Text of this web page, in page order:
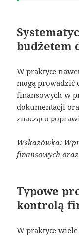
budżetem
W praktyce
mogą prowadzić
finansowych w
dokumentacji
znacząco
Wskazówka:
finansowych
Typowe
kontrolą
W praktyce